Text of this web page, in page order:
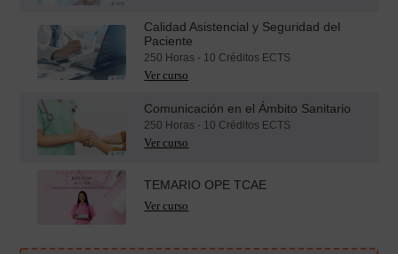
Calidad Asistencial y Seguridad del
Paciente
250 Horas - 10 Créditos ECTS
Comunicación en el Ámbito Sanitario
250 Horas - 10 Créditos ECTS
TEMARIO OPE TCAE